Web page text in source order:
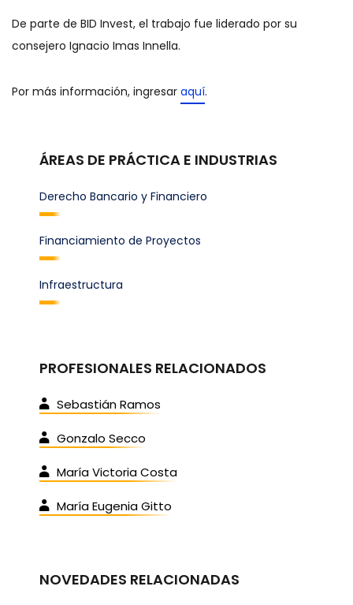
De parte de BID Invest, el trabajo fue liderado por su
consejero Ignacio Imas Innella.
Por más información, ingresar aquí.
ÁREAS DE PRÁCTICA E INDUSTRIAS
Derecho Bancario y Financiero
Financiamiento de Proyectos
Infraestructura
PROFESIONALES RELACIONADOS
Sebastián Ramos
Gonzalo Secco
María Victoria Costa
María Eugenia Gitto
NOVEDADES RELACIONADAS